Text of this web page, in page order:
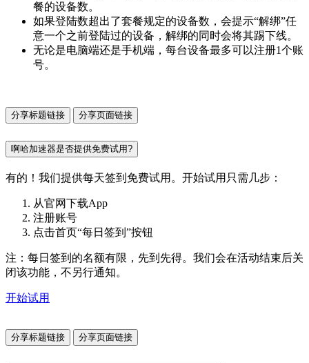
餐的设备数。
如果登陆数超出了套餐规定的设备数，会提示“解绑”任
意一个之前登陆过的设备，解绑的同时会将其踢下线。
无论是电脑端还是手机端，每台设备最多可以注册1个账
号。
分享标题链接 分享页面链接
啊哈加速器是否提供免费试用?
有的！我们提供每天签到免费试用。开始试用只需几步：
从官网下载App
注册账号
点击首页“每日签到”按钮
注：每日签到的名额有限，先到先得。我们会在活动结束后关
闭该功能，不另行通知。
开始试用
分享标题链接 分享页面链接